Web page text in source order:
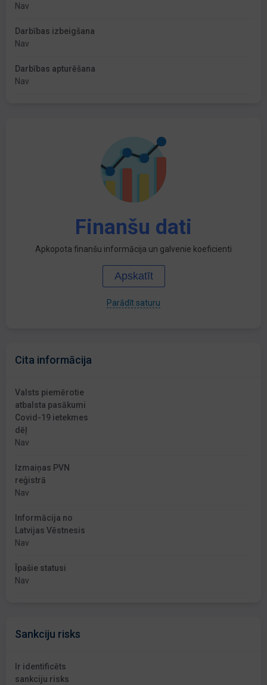
Nav
Darbības izbeigšana
Nav
Darbības apturēšana
Nav
Finanšu dati
Apkopota finanšu informācija un galvenie koeficienti
Apskatīt
Parādīt saturu
Cita informācija
Valsts piemērotie
atbalsta pasākumi
Covid-19 ietekmes
dēļ
Nav
Izmaiņas PVN
reģistrā
Nav
Informācija no
Latvijas Vēstnesis
Nav
Īpašie statusi
Nav
Sankciju risks
Ir identificēts
sankciju risks